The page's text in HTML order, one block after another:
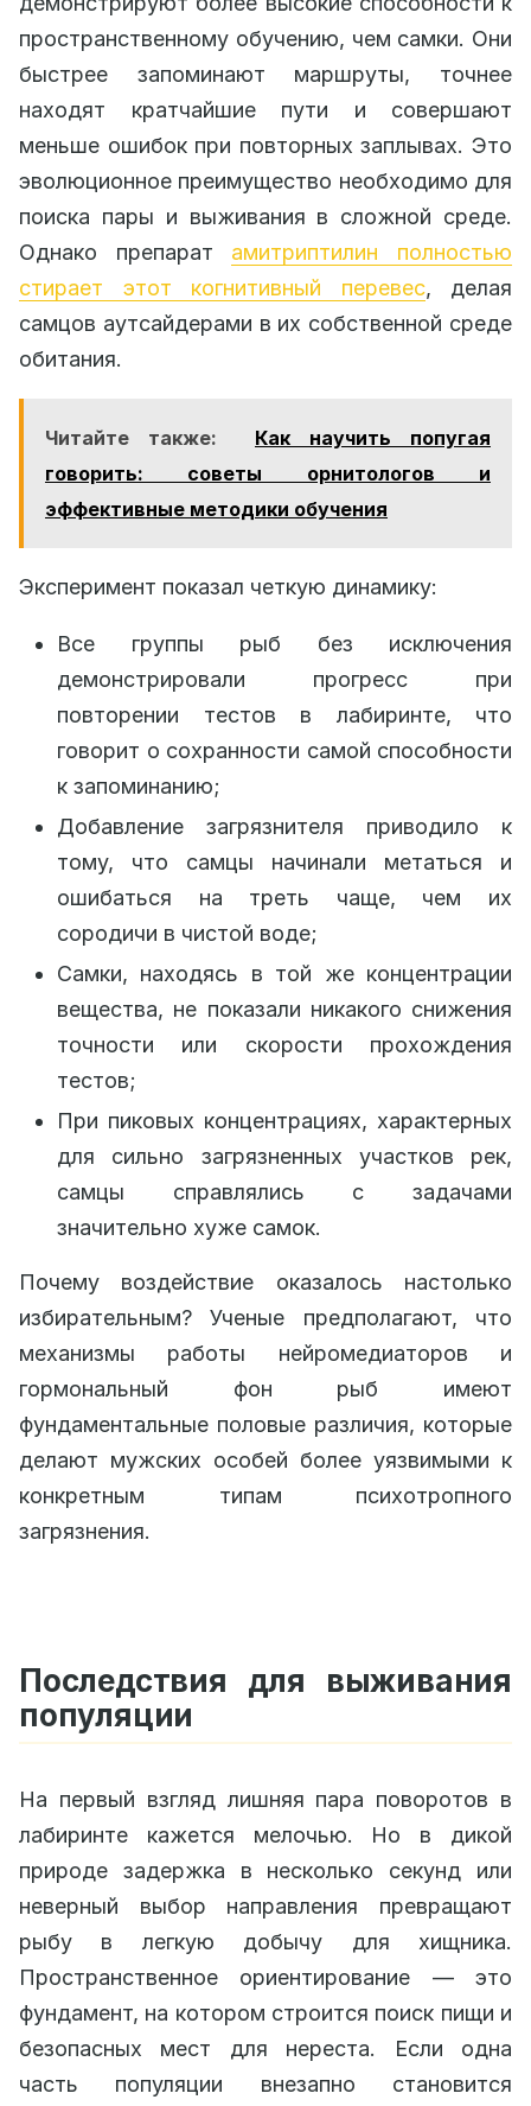
пространственному обучению, чем самки. Они
быстрее запоминают маршруты, точнее
находят кратчайшие пути и совершают
меньше ошибок при повторных заплывах. Это
эволюционное преимущество необходимо для
поиска пары и выживания в сложной среде.
Однако препарат амитриптилин полностью
стирает этот когнитивный перевес, делая
самцов аутсайдерами в их собственной среде
обитания.
Читайте также:
Как научить попугая
говорить: советы орнитологов и
эффективные методики обучения
Эксперимент показал четкую динамику:
Все группы рыб без исключения
демонстрировали прогресс при
повторении тестов в лабиринте, что
говорит о сохранности самой способности
к запоминанию;
Добавление загрязнителя приводило к
тому, что самцы начинали метаться и
ошибаться на треть чаще, чем их
сородичи в чистой воде;
Самки, находясь в той же концентрации
вещества, не показали никакого снижения
точности или скорости прохождения
тестов;
При пиковых концентрациях, характерных
для сильно загрязненных участков рек,
самцы справлялись с задачами
значительно хуже самок.
Почему воздействие оказалось настолько
избирательным? Ученые предполагают, что
механизмы работы нейромедиаторов и
гормональный фон рыб имеют
фундаментальные половые различия, которые
делают мужских особей более уязвимыми к
конкретным типам психотропного
загрязнения.
Последствия для выживания
популяции
На первый взгляд лишняя пара поворотов в
лабиринте кажется мелочью. Но в дикой
природе задержка в несколько секунд или
неверный выбор направления превращают
рыбу в легкую добычу для хищника.
Пространственное ориентирование — это
фундамент, на котором строится поиск пищи и
безопасных мест для нереста. Если одна
часть популяции внезапно становится